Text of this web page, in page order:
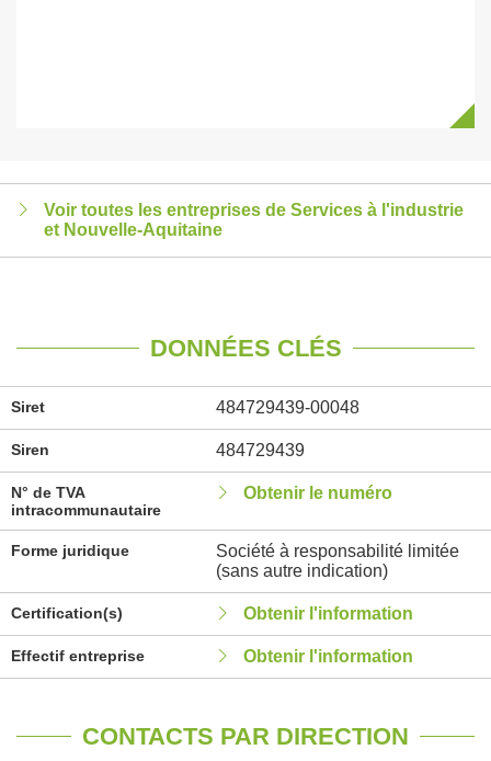
Voir toutes les entreprises de Services à l'industrie
et Nouvelle-Aquitaine
DONNÉES CLÉS
Siret 484729439-00048
Siren 484729439
N° de TVA
intracommunautaire
Obtenir le numéro
Forme juridique
Société à responsabilité limitée
(sans autre indication)
Certification(s) Obtenir l'information
Effectif entreprise Obtenir l'information
CONTACTS PAR DIRECTION